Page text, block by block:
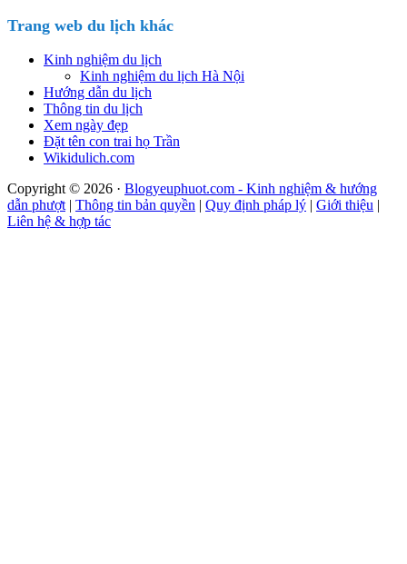
Trang web du lịch khác
Kinh nghiệm du lịch
Kinh nghiệm du lịch Hà Nội
Hướng dẫn du lịch
Thông tin du lịch
Xem ngày đẹp
Đặt tên con trai họ Trần
Wikidulich.com
Copyright © 2026 · Blogyeuphuot.com - Kinh nghiệm & hướng
dẫn phượt | Thông tin bản quyền | Quy định pháp lý | Giới thiệu |
Liên hệ & hợp tác